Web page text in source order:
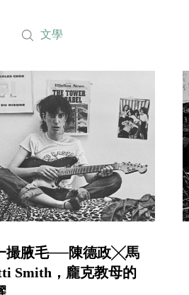
文學
撮腋毛──陳德政╳馬
Smith，龐克教母的